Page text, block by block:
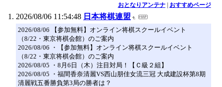
おとなりアンテナ| おすすめページ
2026/08/06 11:54:48 日本将棋連盟
2026/08/06 【参加無料】オンライン将棋スクールイベント
（8/22・東京将棋会館）のご案内
2026/08/06 ・【参加無料】オンライン将棋スクールイベント
（8/22・東京将棋会館）のご案内
2026/08/05 ・8月6日（木）注目対局！【Ｃ級２組】
2026/08/05 ・福間香奈清麗VS西山朋佳女流三冠 大成建設杯第8期
清麗戦五番勝負第3局の勝者は？